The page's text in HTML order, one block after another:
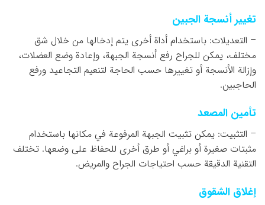
تغيير أنسجة الجبين
– التعديلات: باستخدام أداة أخرى يتم إدخالها من خلال شق
مختلف، يمكن للجراح رفع أنسجة الجبهة، وإعادة وضع العضلات،
وإزالة الأنسجة أو تغييرها حسب الحاجة لتنعيم التجاعيد ورفع
الحاجبين.
تأمين المصعد
– التثبيت: يمكن تثبيت الجبهة المرفوعة في مكانها باستخدام
مثبتات صغيرة أو براغي أو طرق أخرى للحفاظ على وضعها. تختلف
التقنية الدقيقة حسب احتياجات الجراح والمريض.
إغلاق الشقوق